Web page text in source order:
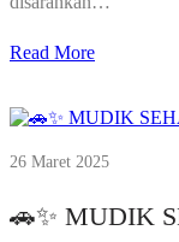
Read More
26 Maret 2025
🚗✨ MUDIK